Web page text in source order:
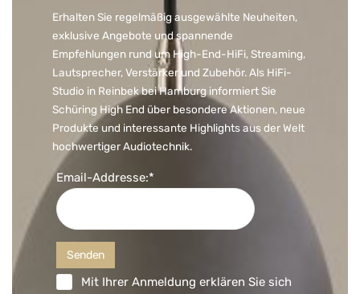
Erhalten Sie regelmäßig ausgewählte Neuheiten,
exklusive Angebote und spannende
Empfehlungen rund um High-End-HiFi, Streaming,
Lautsprecher, Verstärker und Zubehör. Als HiFi-
Studio in Reinbek bei Hamburg informiert Sie
Schüring High End über besondere Aktionen, neue
Produkte und interessante Highlights aus der Welt
hochwertiger Audiotechnik.
Email-Addresse:*
Mit Ihrer Anmeldung erklären Sie sich